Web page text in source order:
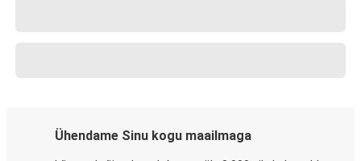
Ühendame Sinu kogu maailmaga